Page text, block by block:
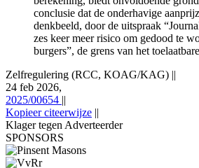
conclusie dat de onderhavige
denkbeeld, door de uitspraak
zes keer meer risico om gedood te
burgers”, de grens van het
Zelfregulering (RCC, KOAG/KAG) ||
24 feb 2026,
2025/00654 ||
Kopieer citeerwijze ||
Klager tegen Adverteerder
SPONSORS